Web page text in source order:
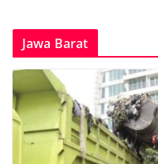
Jawa Barat